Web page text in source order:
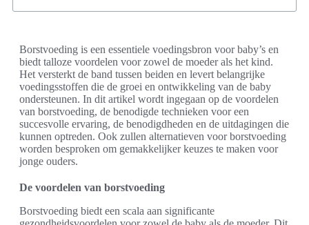
Borstvoeding is een essentiele voedingsbron voor baby’s en
biedt talloze voordelen voor zowel de moeder als het kind.
Het versterkt de band tussen beiden en levert belangrijke
voedingsstoffen die de groei en ontwikkeling van de baby
ondersteunen. In dit artikel wordt ingegaan op de voordelen
van borstvoeding, de benodigde technieken voor een
succesvolle ervaring, de benodigdheden en de uitdagingen die
kunnen optreden. Ook zullen alternatieven voor borstvoeding
worden besproken om gemakkelijker keuzes te maken voor
jonge ouders.
De voordelen van borstvoeding
Borstvoeding biedt een scala aan significante